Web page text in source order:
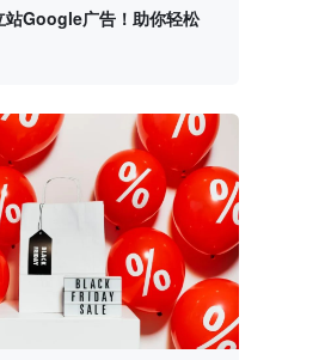
站Google广告！助你轻松